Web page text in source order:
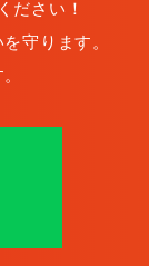
ださい！
守ります。